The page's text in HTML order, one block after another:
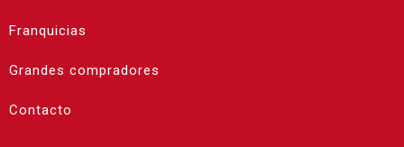
Franquicias
Grandes compradores
Contacto